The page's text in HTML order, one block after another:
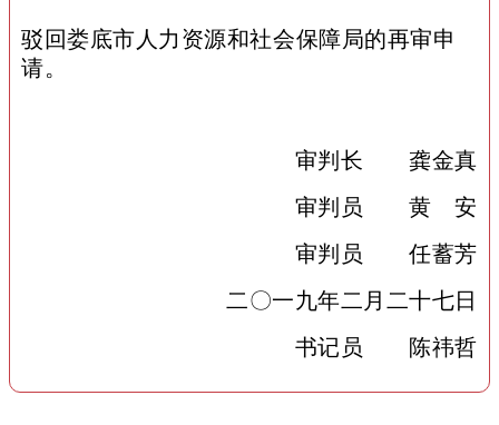
驳回娄底市人力资源和社会保障局的再审申
请。
审判长 龚金真
审判员 黄 安
审判员 任蓄芳
二〇一九年二月二十七日
书记员 陈祎哲